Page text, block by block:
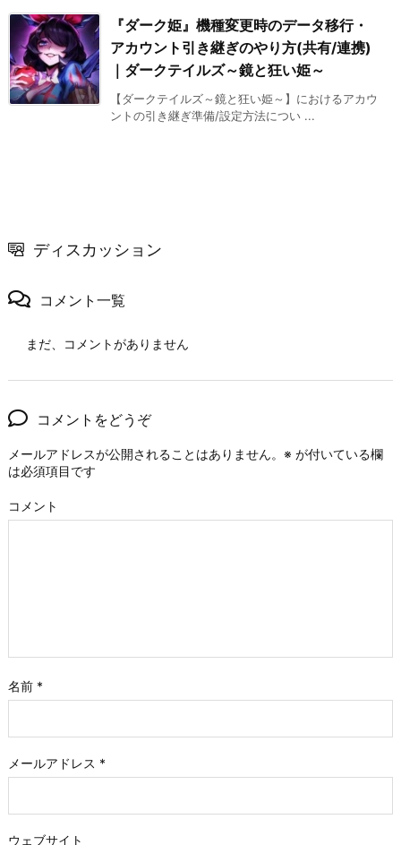
『ダーク姫』機種変更時のデータ移行・
アカウント引き継ぎのやり方(共有/連携)
｜ダークテイルズ～鏡と狂い姫～
【ダークテイルズ～鏡と狂い姫～】におけるアカウ
ントの引き継ぎ準備/設定方法につい ...
ディスカッション
コメント一覧
まだ、コメントがありません
コメントをどうぞ
メールアドレスが公開されることはありません。 ※ が付いている欄
は必須項目です
コメント
名前 *
メールアドレス *
ウェブサイト